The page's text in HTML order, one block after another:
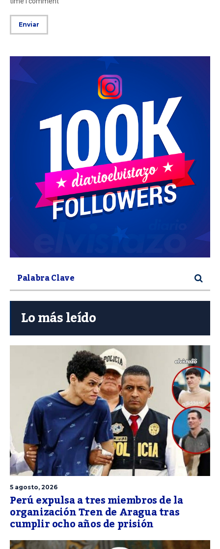
Lo más leído
5 agosto, 2026
Perú expulsa a tres miembros de la
organización Tren de Aragua tras
cumplir ocho años de prisión